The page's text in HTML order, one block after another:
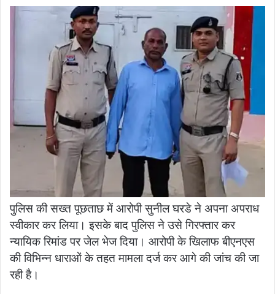
पुलिस की सख्त पूछताछ में आरोपी सुनील घरडे ने अपना अपराध
स्वीकार कर लिया। इसके बाद पुलिस ने उसे गिरफ्तार कर
न्यायिक रिमांड पर जेल भेज दिया। आरोपी के खिलाफ बीएनएस
की विभिन्न धाराओं के तहत मामला दर्ज कर आगे की जांच की जा
रही है।